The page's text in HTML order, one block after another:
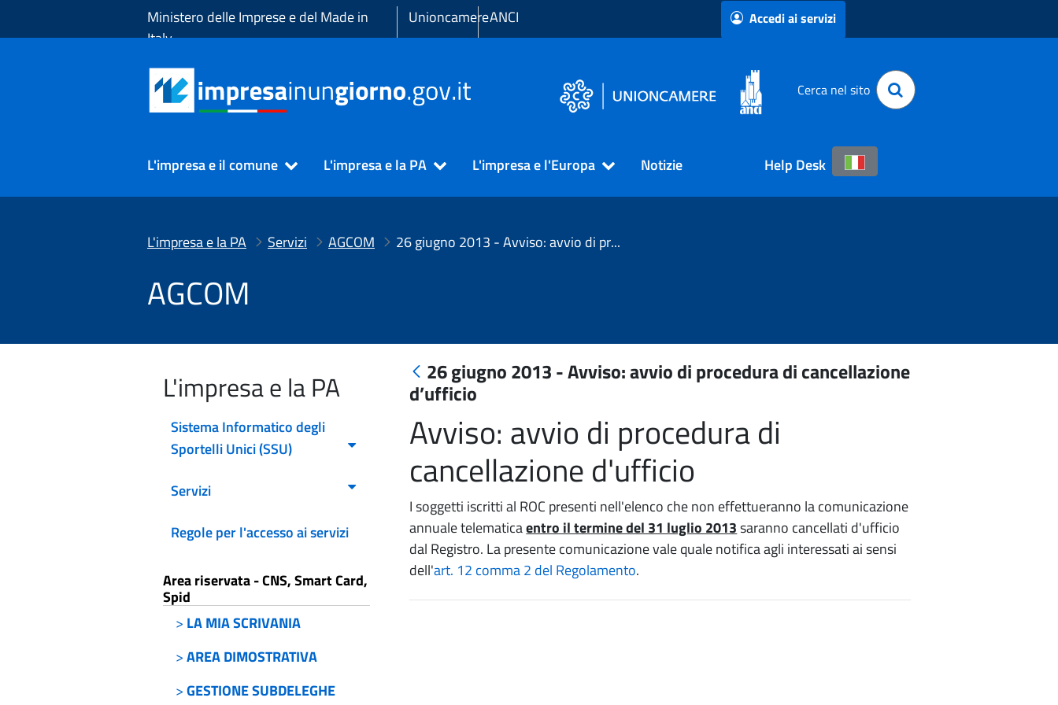
Ministero delle Imprese e del Made in
Italy
UnioncamereANCI Accedi ai servizi
Cerca nel sito
L'impresa e il comune L'impresa e la PA L'impresa e l'Europa Notizie Help Desk
L'impresa e la PA Servizi AGCOM 26 giugno 2013 - Avviso: avvio di procedura di cancellazione d’ufficio
AGCOM
L'impresa e la PA
Sistema Informatico degli
Sportelli Unici (SSU)
Servizi
Regole per l'accesso ai servizi
Area riservata - CNS, Smart Card,
Spid
> LA MIA SCRIVANIA
>AREA DIMOSTRATIVA
>GESTIONE SUBDELEGHE
26 giugno 2013 - Avviso: avvio di procedura di cancellazione
d’ufficio
Avviso: avvio di procedura di
cancellazione d'ufficio
I soggetti iscritti al ROC presenti nell'elenco che non effettueranno la comunicazione
annuale telematicaentro il termine del 31 luglio 2013saranno cancellati d'ufficio
dal Registro. La presente comunicazione vale quale notifica agli interessati ai sensi
dell'art. 12 comma 2 del Regolamento.